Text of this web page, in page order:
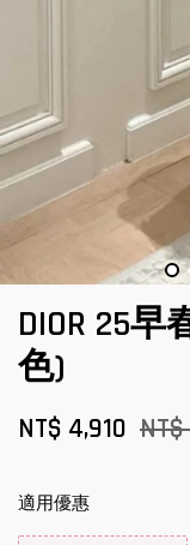
DIOR 25
色)
NT$ 4,910
適用優惠